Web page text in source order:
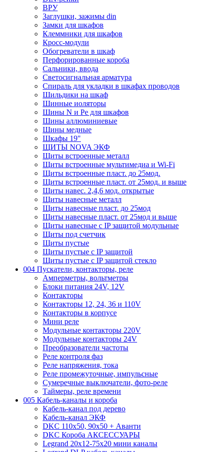
ВРУ
Заглушки, зажимы din
Замки для шкафов
Клеммники для шкафов
Кросс-модули
Обогреватели в шкаф
Перфорированные короба
Сальники, ввода
Светосигнальная арматура
Спираль для укладки в шкафах проводов
Шильдики на шкаф
Шинные иоляторы
Шины N и Pe для шкафов
Шины аллюминиевые
Шины медные
Шкафы 19"
ЩИТЫ NOVA ЭКФ
Щиты встроенные металл
Щиты встроенные мультимедиа и Wi-Fi
Щиты встроенные пласт. до 25мод.
Щиты встроенные пласт. от 25мод. и выше
Щиты навес. 2,4,6 мод. открытые
Щиты навесные металл
Щиты навесные пласт. до 25мод
Щиты навесные пласт. от 25мод и выше
Щиты навесные с IP защитой модульные
Щиты под счетчик
Щиты пустые
Щиты пустые с IP защитой
Щиты пустые с IP защитой стекло
004 Пускатели, контакторы, реле
Амперметры, вольтметры
Блоки питания 24V, 12V
Контакторы
Контакторы 12, 24, 36 и 110V
Контакторы в корпусе
Мини реле
Модульные контакторы 220V
Модульные контакторы 24V
Преобразователи частоты
Реле контроля фаз
Реле напряжения, тока
Реле промежуточные, импульсные
Сумеречные выключатели, фото-реле
Таймеры, реле времени
005 Кабель-каналы и короба
Кабель-канал под дерево
Кабель-канал ЭКФ
DKC 110х50, 90х50 + Аванти
DKC Короба АКСЕССУАРЫ
Legrand 20х12-75х20 мини каналы